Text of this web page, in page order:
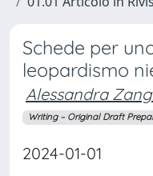
Schede per
leopardismo
Alessandra
Writing – Original Draft
2024-01-01